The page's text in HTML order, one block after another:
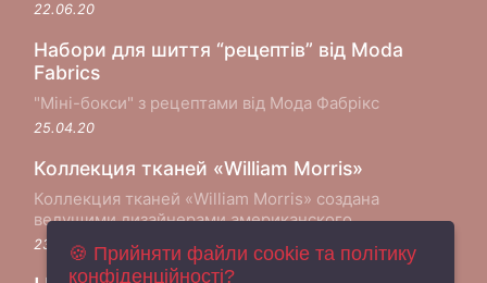
22.06.20
Набори для шиття “рецептів” від Moda
Fabrics
"Міні-бокси" з рецептами від Мода Фабрікс
25.04.20
Коллекция тканей «William Morris»
Коллекция тканей «William Morris» создана
ведущими дизайнерами американского
производителя хлопковых тканей Moda Fabrics в
сотрудничестве с музеем Виктории и Альберта в
23.05.18🍪 Прийняти файли cookie та політику
конфіденційності?